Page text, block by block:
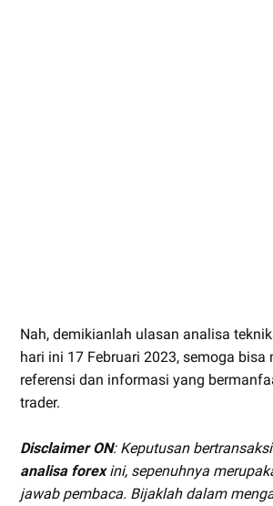
Nah, demikianlah ulasan analisa
hari ini 17 Februari 2023, semoga bisa
referensi dan informasi yang
trader.
Disclaimer ON: Keputusan
analisa forexini, sepenuhnya
jawab pembaca. Bijaklah dalam